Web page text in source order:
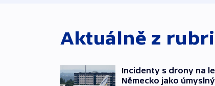
Aktuálně z
Incidenty s drony na
Německo jako